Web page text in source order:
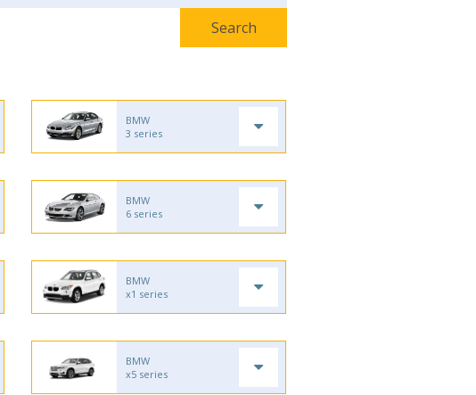
BMW
3 series
BMW
6 series
BMW
x1 series
BMW
x5 series